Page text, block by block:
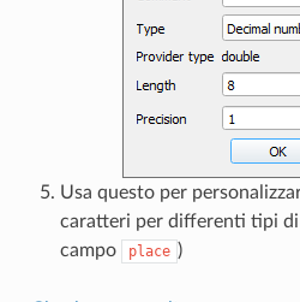
Usa questo per
caratteri per differenti tipi di
campo
place )